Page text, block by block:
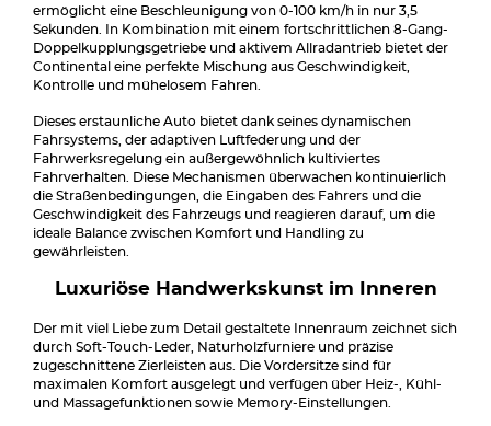
ermöglicht eine Beschleunigung von 0-100 km/h in nur 3,5
Sekunden. In Kombination mit einem fortschrittlichen 8-Gang-
Doppelkupplungsgetriebe und aktivem Allradantrieb bietet der
Continental eine perfekte Mischung aus Geschwindigkeit,
Kontrolle und mühelosem Fahren.
Dieses erstaunliche Auto bietet dank seines dynamischen
Fahrsystems, der adaptiven Luftfederung und der
Fahrwerksregelung ein außergewöhnlich kultiviertes
Fahrverhalten. Diese Mechanismen überwachen kontinuierlich
die Straßenbedingungen, die Eingaben des Fahrers und die
Geschwindigkeit des Fahrzeugs und reagieren darauf, um die
ideale Balance zwischen Komfort und Handling zu
gewährleisten.
Luxuriöse Handwerkskunst im Inneren
Der mit viel Liebe zum Detail gestaltete Innenraum zeichnet sich
durch Soft-Touch-Leder, Naturholzfurniere und präzise
zugeschnittene Zierleisten aus. Die Vordersitze sind für
maximalen Komfort ausgelegt und verfügen über Heiz-, Kühl-
und Massagefunktionen sowie Memory-Einstellungen.